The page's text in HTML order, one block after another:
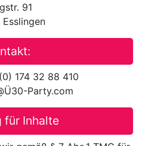
91
174 32 88 410
Party.com
für Inhalte